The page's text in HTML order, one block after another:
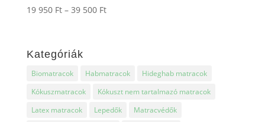
19 950 Ft – 39 500 FtÁrtartomány:
500 Ft
Kategóriák
Biomatracok Habmatracok
Hideghab matracok
Kókuszmatracok
Kókuszt nem tartalmazó matracok
Latex matracok
Lepedők
Matracvédők